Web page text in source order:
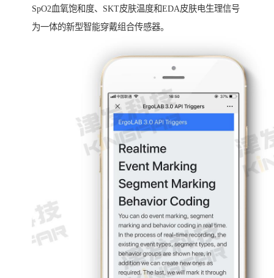
SpO2血氧饱和度、SKT皮肤温度和EDA皮肤电生理信号
为一体的新型智能穿戴组合传感器。